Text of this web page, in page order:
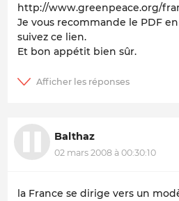
http://www.greenpeace.org/
Je vous recommande le PDF
suivez ce lien.
Et bon appétit bien sûr.
Balthaz
02 mars 2008 à 00:30:10
la France se dirige vers un